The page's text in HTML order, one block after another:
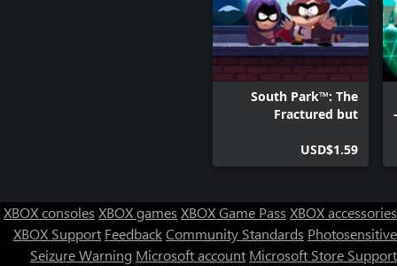
South Park™: The
Fractured but
Your Gaming Bud
USD$1.59
XBOX consoles XBOX games XBOX Game Pass XBOX accessories
XBOX Support FeedbackCommunity Standards Photosensitive
Seizure Warning Microsoft account Microsoft Store Support